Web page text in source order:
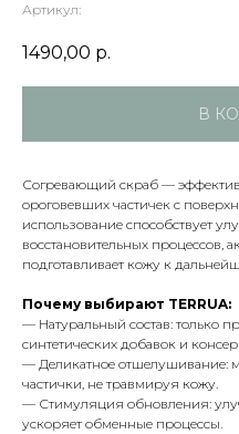
Артикул:
1490,00 р.
В
Согревающий скраб —
ороговевших частичек с
использование способствует
восстановительных
подготавливает кожу к
Почему выбирают TERRUA:
— Натуральный состав: только
синтетических добавок и
— Деликатное отшелушивание:
частички, не травмируя кожу.
— Стимуляция обновления:
ускоряет обменные процессы.